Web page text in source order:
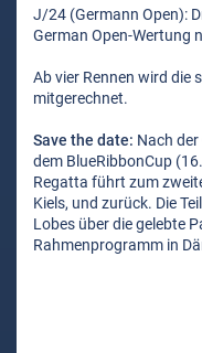
J/24 (Germann Open):
German Open-Wertung
Ab vier Rennen wird die
mitgerechnet.
Save the date: Nach
dem BlueRibbonCup
Regatta führt zum
Kiels, und zurück. Die
Lobes über die gelebte
Rahmenprogramm in